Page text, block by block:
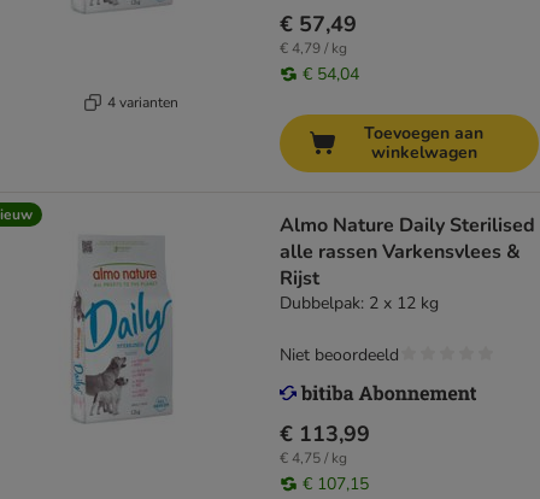
4 varianten
€ 57,49
€ 4,79 / kg
€ 54,04
Toevoegen aan
winkelwagen
Almo Nature Daily Sterilised
alle rassen Varkensvlees &
Rijst
Dubbelpak: 2 x 12 kg
€ 113,99
€ 4,75 / kg
€ 107,15
Niet beoordeeld